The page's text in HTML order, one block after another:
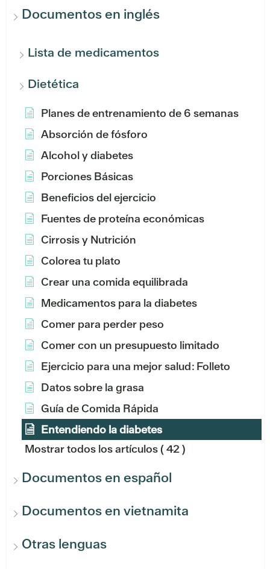
Documentos en inglés
Lista de medicamentos
Dietética
Planes de entrenamiento de 6 semanas
Absorción de fósforo
Alcohol y diabetes
Porciones Básicas
Beneficios del ejercicio
Fuentes de proteína económicas
Cirrosis y Nutrición
Colorea tu plato
Crear una comida equilibrada
Medicamentos para la diabetes
Comer para perder peso
Comer con un presupuesto limitado
Ejercicio para una mejor salud: Folleto
Datos sobre la grasa
Guía de Comida Rápida
Entendiendo la diabetes
Mostrar todos los artículos( 42 )
Documentos en español
Documentos en vietnamita
Otras lenguas